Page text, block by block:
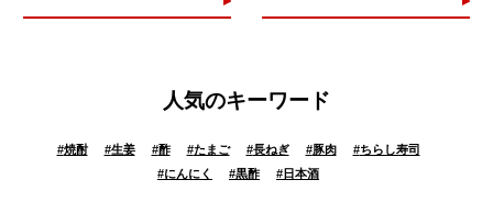
人気のキーワード
#焼酎 #生姜 #酢 #たまご #長ねぎ #豚肉 #ちらし寿司
#にんにく #黒酢 #日本酒